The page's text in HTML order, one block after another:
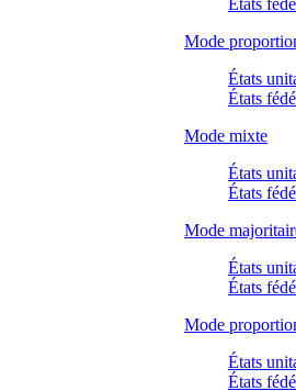
Mode
États
États
Mode mixte
États
États
Mode
États
États
Mode
États
États